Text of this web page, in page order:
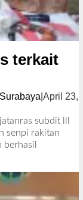
terkait
Surabaya April 23,
subdit lll
senpi rakitan